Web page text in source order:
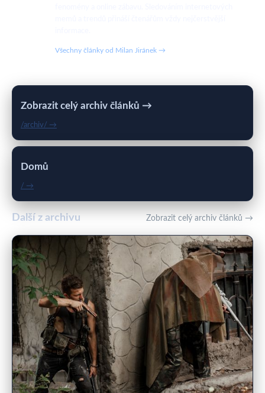
Všechny články od Milan Jiránek →
Zobrazit celý archiv článků →
/archiv/ →
Domů
/ →
Další z archivu Zobrazit celý archiv článků →